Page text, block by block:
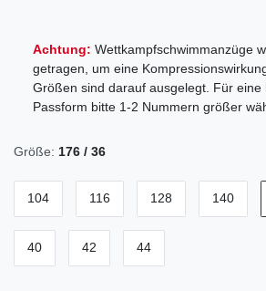
Achtung: Wettkampfschwimmanzüge
getragen, um eine
Größen sind darauf ausgelegt. Für eine
Passform bitte 1-2 Nummern größer
Größe: 176 / 36
104 116 128 140
40 42 44